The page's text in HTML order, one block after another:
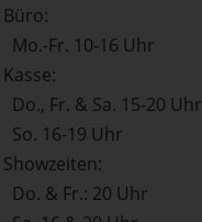
Büro:
Mo.-Fr. 10-16 Uhr
Kasse:
Do., Fr. & Sa. 15-20 Uhr
So. 16-19 Uhr
Showzeiten:
Do. & Fr.: 20 Uhr